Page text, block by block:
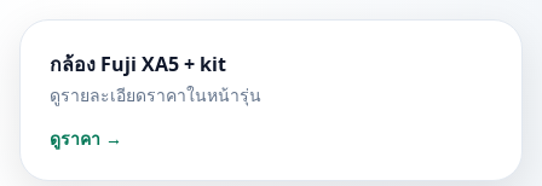
กล้อง Fuji XA5 + kit
ดูรายละเอียดราคาในหน้ารุ่น
ดูราคา →